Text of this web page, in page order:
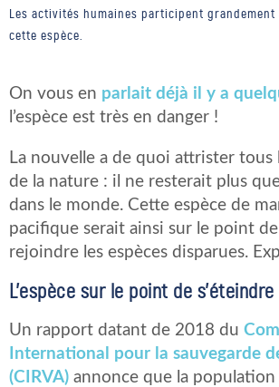
Les activités humaines participent
cette espèce.
On vous en parlait déjà il y a
l’espèce est très en danger !
La nouvelle a de quoi attrister tous
de la nature : il ne resterait plus
dans le monde. Cette espèce de
pacifique serait ainsi sur le point
rejoindre les espèces disparues.
L’espèce sur le point de s’éteindre
Un rapport datant de 2018 du
International pour la sauvegarde
(CIRVA) annonce que la population